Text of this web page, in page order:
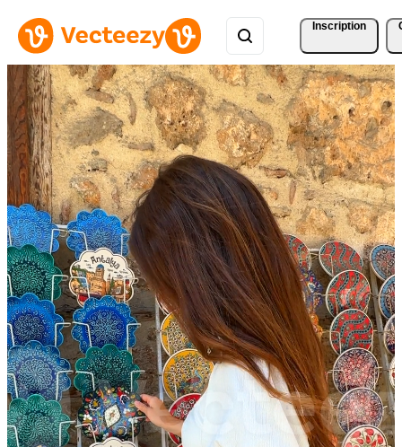
Inscription